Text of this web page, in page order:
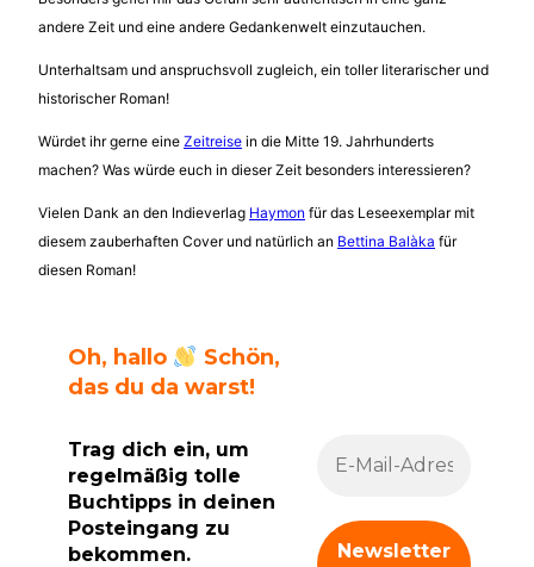
andere Zeit und eine andere Gedankenwelt einzutauchen.
Unterhaltsam und anspruchsvoll zugleich, ein toller literarischer und
historischer Roman!
Würdet ihr gerne eine Zeitreise in die Mitte 19. Jahrhunderts
machen? Was würde euch in dieser Zeit besonders interessieren?
Vielen Dank an den Indieverlag Haymon für das Leseexemplar mit
diesem zauberhaften Cover und natürlich an Bettina Balàka für
diesen Roman!
Oh, hallo
Schön,
das du da warst!
Trag dich ein, um
regelmäßig tolle
Buchtipps in deinen
Posteingang zu
bekommen.